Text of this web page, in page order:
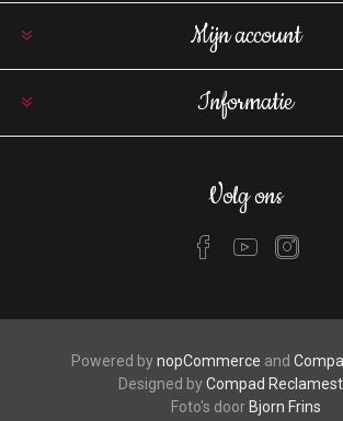
Mijn account
Informatie
Volg ons
Powered bynopCommerce and
Designed byCompad
Foto's door Bjorn Frins